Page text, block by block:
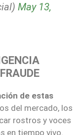
May 13,
de estas
del mercado, los
rostros y voces
en tiempo vivo.